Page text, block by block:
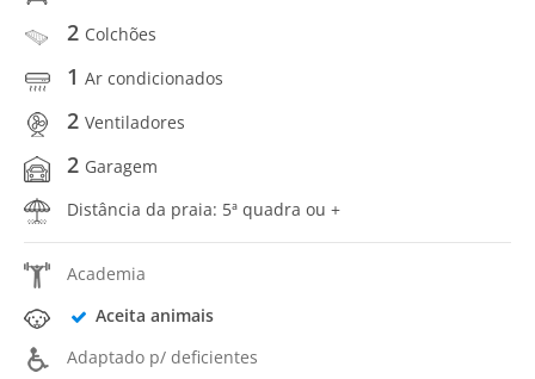
2 Colchões
1 Ar condicionados
2 Ventiladores
2 Garagem
Distância da praia: 5ª quadra ou +
Academia
Aceita animais
Adaptado p/ deficientes